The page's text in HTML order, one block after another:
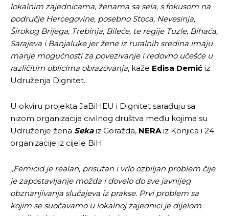
lokalnim zajednicama, ženama sa sela, s fokusom na
područje Hercegovine, posebno Stoca, Nevesinja,
Širokog Brijega, Trebinja, Bileće, te regije Tuzle, Bihaća,
Sarajeva i Banjaluke jer žene iz ruralnih sredina imaju
manje mogućnosti za povezivanje i redovno učešće u
različitim oblicima obrazovanja, kaže Edisa Demić iz
Udruženja Dignitet.
U okviru projekta JaBiHEU i Dignitet sarađuju sa
nizom organizacija civilnog društva među kojima su
Udruženje žena Seka iz Goražda, NERAiz Konjica i 24
organizacije iz cijele BiH.
„Femicid je realan, prisutan i vrlo ozbiljan problem čije
je zapostavljanje možda i dovelo do sve javnijeg
obznanjivanja slučajeva iz prakse. Prvi problem sa
kojim se suočavamo u lokalnoj zajednici je dijelom